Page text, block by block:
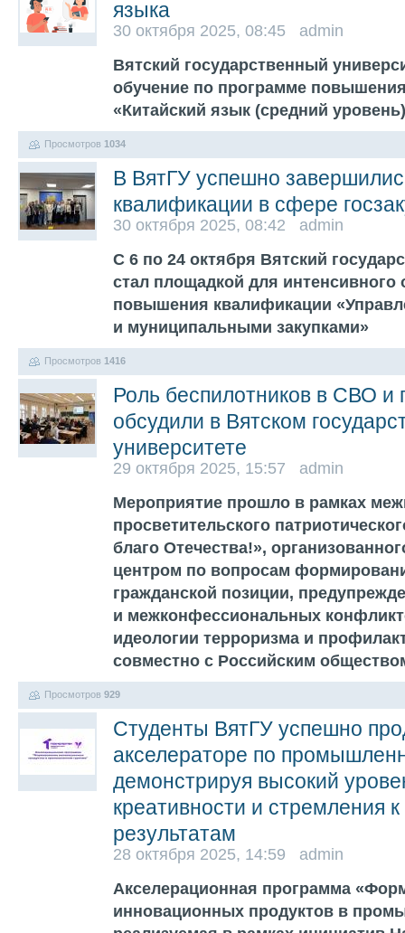
языка
30 октября 2025, 08:45 admin
Вятский государственный
обучение по программе
«Китайский язык (средний
Просмотров 1034
В ВятГУ успешно
квалификации в сфере
30 октября 2025, 08:42 admin
С 6 по 24 октября Вятский
стал площадкой для интенсивного
повышения квалификации
и муниципальными закупками»
Просмотров 1416
Роль беспилотников в СВО и
обсудили в Вятском
университете
29 октября 2025, 15:57 admin
Мероприятие прошло в рамках
просветительского
благо Отечества!»,
центром по вопросам
гражданской позиции,
и межконфессиональных
идеологии терроризма и
совместно с Российским
Просмотров 929
Студенты ВятГУ успешно
акселераторе по
демонстрируя высокий
креативности и стремления
результатам
28 октября 2025, 14:59 admin
Акселерационная программа
инновационных продуктов в